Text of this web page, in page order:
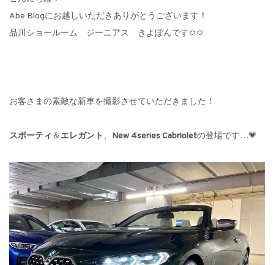
Abe Blogにお越しいただきありがとうございます！
品川ショールーム ジーニアス きよぽんです✩✩
お客さまの素敵な新車を撮影させていただきました！
スポーティ ＆エレガント 、 New 4series Cabrioletの登場です…💗